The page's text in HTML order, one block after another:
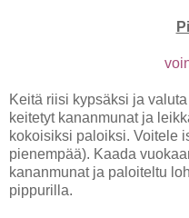
Keitä riisi kypsäksi ja
keitetyt kananmunat ja
kokoisiksi paloiksi. Voitele
pienempää). Kaada
kananmunat ja paloiteltu
pippurilla.